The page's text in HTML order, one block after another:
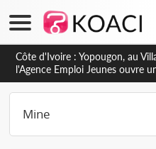
Côte d'Ivoire : CHU de
contractuels obtiennent un
arriérés du SMIG 2023